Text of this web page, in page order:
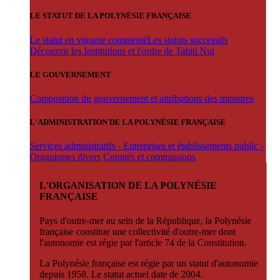
LE STATUT DE LA POLYNÉSIE FRANÇAISE
Le statut en vigueur commentéLes statuts successifs
Découvrir les Institutions et l'ordre de Tahiti Nui
LE GOUVERNEMENT
Composition du gouvernement et attributions des ministres
L'ADMINISTRATION DE LA POLYNÉSIE FRANÇAISE
Services administratifs - Entreprises et établissements public -
Organismes divers Comités et commissions
L'ORGANISATION DE LA POLYNÉSIE
FRANÇAISE
Pays d'outre-mer au sein de la République, la Polynésie
française constitue une collectivité d'outre-mer dont
l'autonomie est régie par l'article 74 de la Constitution.
La Polynésie française est régie par un statut d'autonomie
depuis 1958. Le statut actuel date de 2004.